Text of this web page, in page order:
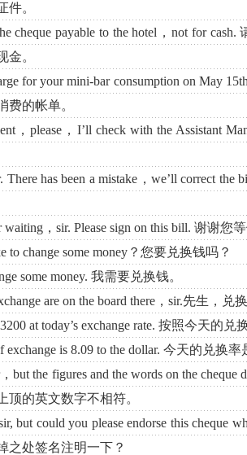
件。
cheque payable to the hotel，not for
金。
for your mini-bar consumption on May
费的帐单。
，please，I’ll check with the Assistant
There has been a mistake，we’ll correct
waiting，sir. Please sign on this bill. 谢谢您
to change some money？您要兑换钱吗？
some money. 我需要兑换钱。
are on the board there，sir.先生，兑
at today’s exchange rate. 按照今天的兑
exchange is 8.09 to the dollar. 今天的兑换
but the figures and the words on the
顶的英文数字不相符。
but could you please endorse this cheque
之处签名注明一下？